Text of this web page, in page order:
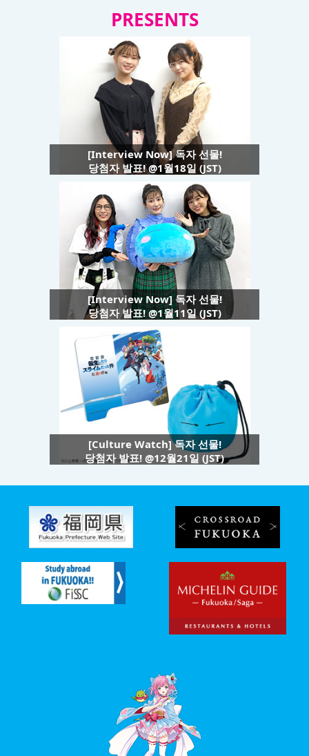
PRESENTS
[Interview Now] 독자 선물!
당첨자 발표! @1월18일 (JST)
[Interview Now] 독자 선물!
당첨자 발표! @1월11일 (JST)
[Culture Watch] 독자 선물!
당첨자 발표! @12월21일 (JST)